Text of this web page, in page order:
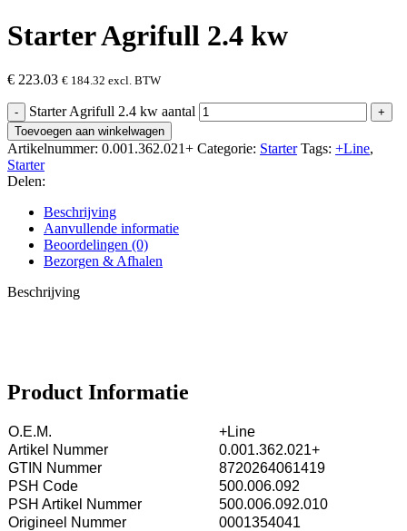
Starter Agrifull 2.4 kw
€ 223.03 € 184.32 excl. BTW
Starter Agrifull 2.4 kw aantal
Toevoegen aan winkelwagen
Artikelnummer: 0.001.362.021+ Categorie: Starter Tags: +Line,
Starter
Delen:
Beschrijving
Aanvullende informatie
Beoordelingen (0)
Bezorgen & Afhalen
Beschrijving
Product Informatie
O.E.M.
+Line
Artikel Nummer
0.001.362.021+
GTIN Nummer
8720264061419
PSH Code
500.006.092
PSH Artikel Nummer
500.006.092.010
Origineel Nummer
0001354041